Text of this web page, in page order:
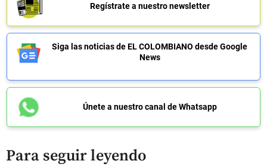
Regístrate a nuestro newsletter
Siga las noticias de EL COLOMBIANO desde Google
News
Únete a nuestro canal de Whatsapp
Para seguir leyendo